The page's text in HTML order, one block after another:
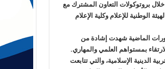
بروتوكولات التعاون المشترك مع
الوطنية للإعلام وكلية الإعلام
الماضية شهدت إشادة من
بمستواهم العلمي والمهاري.
الدينية الإسلامية، والتي تتابعت